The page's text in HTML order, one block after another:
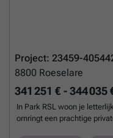
Project: 23459-
8800 Roeselare
341 251 € - 344 035
In Park RSL woon je
omringt een prachtige